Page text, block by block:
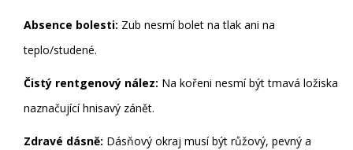
Absence bolesti: Zub nesmí bolet na tlak ani na
teplo/studené.
Čistý rentgenový nález: Na kořeni nesmí být tmavá ložiska
naznačující hnisavý zánět.
Zdravé dásně: Dásňový okraj musí být růžový, pevný a